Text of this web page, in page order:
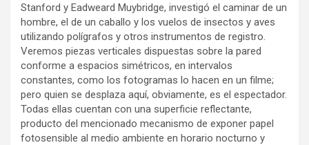
Stanford y Eadweard Muybridge, investigó el caminar de un
hombre, el de un caballo y los vuelos de insectos y aves
utilizando polígrafos y otros instrumentos de registro.
Veremos piezas verticales dispuestas sobre la pared
conforme a espacios simétricos, en intervalos
constantes, como los fotogramas lo hacen en un filme;
pero quien se desplaza aquí, obviamente, es el espectador.
Todas ellas cuentan con una superficie reflectante,
producto del mencionado mecanismo de exponer papel
fotosensible al medio ambiente en horario nocturno y